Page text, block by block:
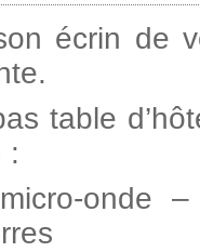
écrin de
table
:
onde